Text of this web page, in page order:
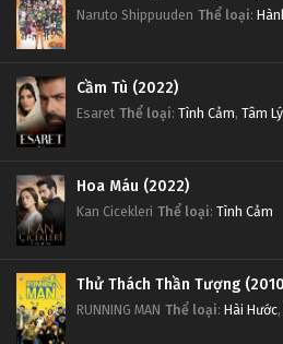
Naruto Shippuuden Thể loại:
Cầm Tù (2022)
Esaret Thể loại: Tình Cảm, Tâm Lý
Hoa Máu (2022)
Kan Cicekleri Thể loại: Tình Cảm
Thử Thách Thần Tượng
RUNNING MAN Thể loại: Hài Hước,